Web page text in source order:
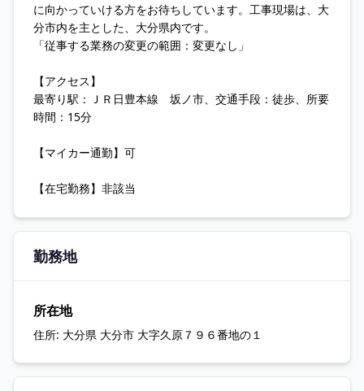
に向かっていける方をお待ちしています。工事現場は、大
分市内を主とした、大分県内です。
「従事する業務の変更の範囲：変更なし」
【アクセス】
最寄り駅：ＪＲ日豊本線 坂ノ市、交通手段：徒歩、所要
時間：15分
【マイカー通勤】可
【在宅勤務】非該当
勤務地
所在地
住所: 大分県 大分市 大字久原７９６番地の１